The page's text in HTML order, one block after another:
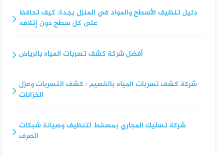
دليل تنظيف الأسطح والمواد في المنزل بجدة: كيف تحافظ
على كل سطح دون إتلافه
أفضل شركة كشف تسربات المياه بالرياض
شركة كشف تسربات المياه بالقصيم : كشف التسربات وعزل
الخزانات
شركة تسليك المجاري بمسقط لتنظيف وصيانة شبكات
الصرف